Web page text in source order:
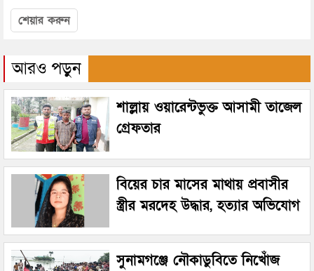
শেয়ার করুন
আরও পড়ুন
শাল্লায় ওয়ারেন্টভুক্ত আসামী তাজেল
গ্রেফতার
বিয়ের চার মাসের মাথায় প্রবাসীর
স্ত্রীর মরদেহ উদ্ধার, হত্যার অভিযোগ
সুনামগঞ্জে নৌকাডুবিতে নিখোঁজ